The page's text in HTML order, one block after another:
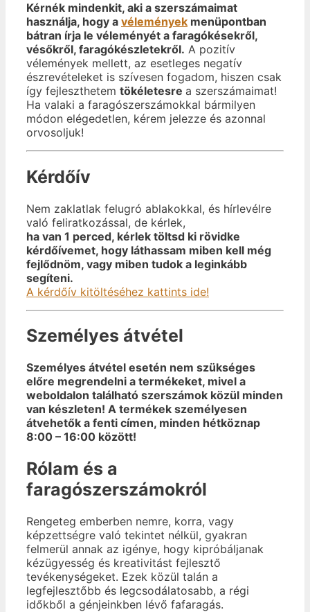
Kérnék mindenkit, aki a szerszámaimat
használja, hogy a vélemények menüpontban
bátran írja le véleményét a faragókésekről,
vésőkről, faragókészletekről. A pozitív
vélemények mellett, az esetleges negatív
észrevételeket is szívesen fogadom, hiszen csak
így fejleszthetem tökéletesre a szerszámaimat!
Ha valaki a faragószerszámokkal bármilyen
módon elégedetlen, kérem jelezze és azonnal
orvosoljuk!
Kérdőív
Nem zaklatlak felugró ablakokkal, és hírlevélre
való feliratkozással, de kérlek,
ha van 1 perced, kérlek töltsd ki rövidke
kérdőívemet, hogy láthassam miben kell még
fejlődnöm, vagy miben tudok a leginkább
segíteni.
A kérdőív kitöltéséhez kattints ide!
Személyes átvétel
Személyes átvétel esetén nem szükséges
előre megrendelni a termékeket, mivel a
weboldalon található szerszámok közül minden
van készleten! A termékek személyesen
átvehetők a fenti címen, minden hétköznap
8:00 – 16:00 között!
Rólam és a
faragószerszámokról
Rengeteg emberben nemre, korra, vagy
képzettségre való tekintet nélkül, gyakran
felmerül annak az igénye, hogy kipróbáljanak
kézügyesség és kreativitást fejlesztő
tevékenységeket. Ezek közül talán a
legfejlesztőbb és legcsodálatosabb, a régi
időkből a génjeinkben lévő fafaragás.